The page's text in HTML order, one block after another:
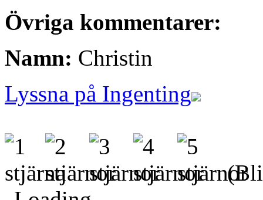
Övriga kommentarer:
Namn: Christin
Lyssna på Ingenting
(Bli